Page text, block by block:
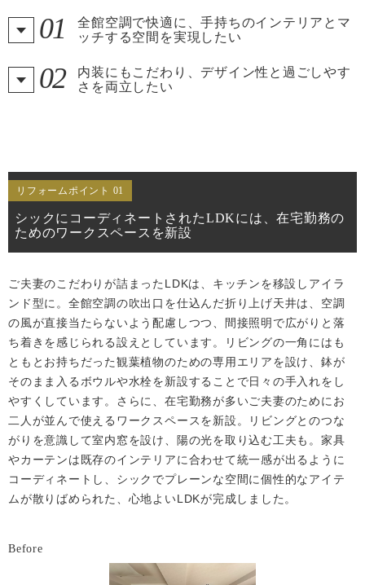
01
全館空調で快適に、手持ちのインテリアとマ
ッチする空間を実現したい
02
内装にもこだわり、デザイン性と過ごしやす
さを両立したい
リフォームポイント 01
シックにコーディネートされたLDKには、在宅勤務の
ためのワークスペースを新設
ご夫妻のこだわりが詰まったLDKは、キッチンを移設しアイラ
ンド型に。全館空調の吹出口を仕込んだ折り上げ天井は、空調
の風が直接当たらないよう配慮しつつ、間接照明で広がりと落
ち着きを感じられる設えとしています。リビングの一角にはも
ともとお持ちだった観葉植物のための専用エリアを設け、鉢が
そのまま入るボウルや水栓を新設することで日々の手入れをし
やすくしています。さらに、在宅勤務が多いご夫妻のためにお
二人が並んで使えるワークスペースを新設。リビングとのつな
がりを意識して室内窓を設け、陽の光を取り込む工夫も。家具
やカーテンは既存のインテリアに合わせて統一感が出るように
コーディネートし、シックでプレーンな空間に個性的なアイテ
ムが散りばめられた、心地よいLDKが完成しました。
Before